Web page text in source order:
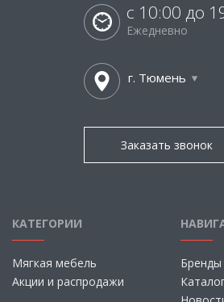
с 10:00 до
Ежедневно
г. Тюмень
Заказать звонок
КАТЕГОРИИ
Мягкая мебель
Акции и распродажи
Бренды